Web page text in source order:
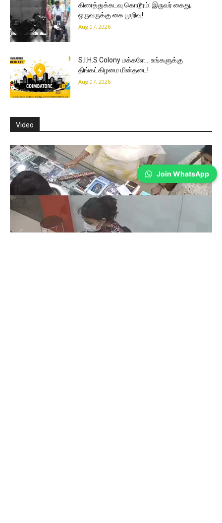
கிணத்துக்கடவு கொடூரம்: இருவர் கைது;
ஒருவருக்கு கை முறிவு!
Aug 07, 2026
S.I.H.S Colony மக்களே… உங்களுக்கு
திங்கட்கிழமை மின்தடை!
Aug 07, 2026
Video
Join WhatsApp